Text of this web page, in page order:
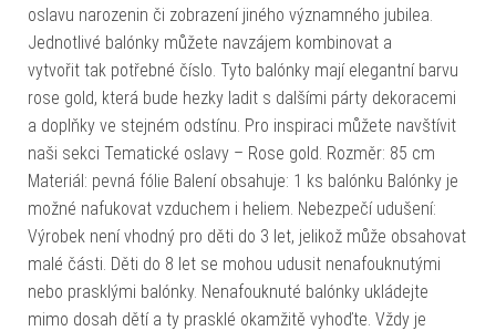
oslavu narozenin či zobrazení jiného významného jubilea.
Jednotlivé balónky můžete navzájem kombinovat a
vytvořit tak potřebné číslo. Tyto balónky mají elegantní barvu
rose gold, která bude hezky ladit s dalšími párty dekoracemi
a doplňky ve stejném odstínu. Pro inspiraci můžete navštívit
naši sekci Tematické oslavy – Rose gold. Rozměr: 85 cm
Materiál: pevná fólie Balení obsahuje: 1 ks balónku Balónky je
možné nafukovat vzduchem i heliem. Nebezpečí udušení:
Výrobek není vhodný pro děti do 3 let, jelikož může obsahovat
malé části. Děti do 8 let se mohou udusit nenafouknutými
nebo prasklými balónky. Nenafouknuté balónky ukládejte
mimo dosah dětí a ty prasklé okamžitě vyhoďte. Vždy je